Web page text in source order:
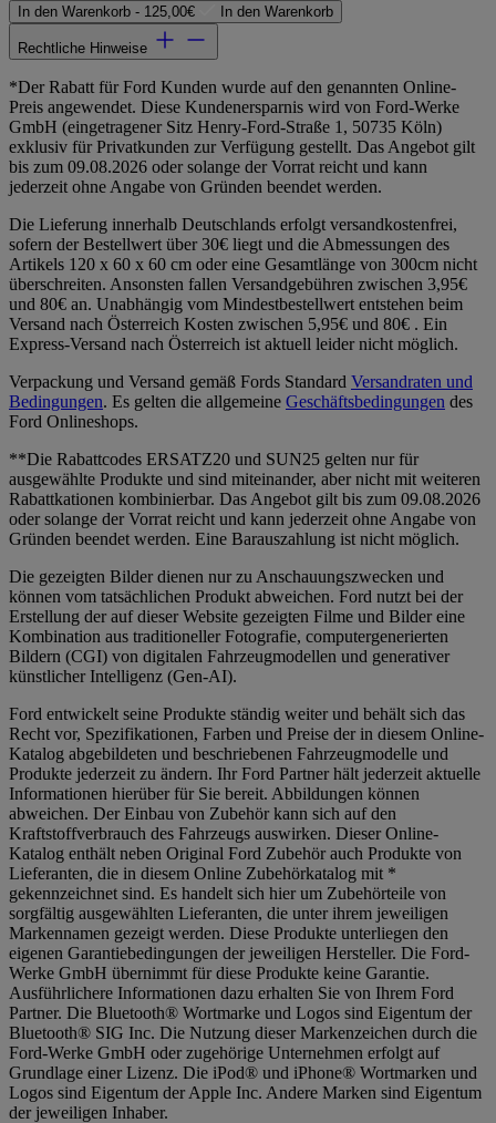
In den Warenkorb - 125,00€ In den Warenkorb
Rechtliche Hinweise
*Der Rabatt für Ford Kunden wurde auf den genannten Online-
Preis angewendet. Diese Kundenersparnis wird von Ford-Werke
GmbH (eingetragener Sitz Henry-Ford-Straße 1, 50735 Köln)
exklusiv für Privatkunden zur Verfügung gestellt. Das Angebot gilt
bis zum 09.08.2026 oder solange der Vorrat reicht und kann
jederzeit ohne Angabe von Gründen beendet werden.
Die Lieferung innerhalb Deutschlands erfolgt versandkostenfrei,
sofern der Bestellwert über 30€ liegt und die Abmessungen des
Artikels 120 x 60 x 60 cm oder eine Gesamtlänge von 300cm nicht
überschreiten. Ansonsten fallen Versandgebühren zwischen 3,95€
und 80€ an. Unabhängig vom Mindestbestellwert entstehen beim
Versand nach Österreich Kosten zwischen 5,95€ und 80€ . Ein
Express-Versand nach Österreich ist aktuell leider nicht möglich.
Verpackung und Versand gemäß Fords Standard Versandraten und
Bedingungen. Es gelten die allgemeine Geschäftsbedingungen des
Ford Onlineshops.
**Die Rabattcodes ERSATZ20 und SUN25 gelten nur für
ausgewählte Produkte und sind miteinander, aber nicht mit weiteren
Rabattkationen kombinierbar. Das Angebot gilt bis zum 09.08.2026
oder solange der Vorrat reicht und kann jederzeit ohne Angabe von
Gründen beendet werden. Eine Barauszahlung ist nicht möglich.
Die gezeigten Bilder dienen nur zu Anschauungszwecken und
können vom tatsächlichen Produkt abweichen. Ford nutzt bei der
Erstellung der auf dieser Website gezeigten Filme und Bilder eine
Kombination aus traditioneller Fotografie, computergenerierten
Bildern (CGI) von digitalen Fahrzeugmodellen und generativer
künstlicher Intelligenz (Gen-AI).
Ford entwickelt seine Produkte ständig weiter und behält sich das
Recht vor, Spezifikationen, Farben und Preise der in diesem Online-
Katalog abgebildeten und beschriebenen Fahrzeugmodelle und
Produkte jederzeit zu ändern. Ihr Ford Partner hält jederzeit aktuelle
Informationen hierüber für Sie bereit. Abbildungen können
abweichen. Der Einbau von Zubehör kann sich auf den
Kraftstoffverbrauch des Fahrzeugs auswirken. Dieser Online-
Katalog enthält neben Original Ford Zubehör auch Produkte von
Lieferanten, die in diesem Online Zubehörkatalog mit *
gekennzeichnet sind. Es handelt sich hier um Zubehörteile von
sorgfältig ausgewählten Lieferanten, die unter ihrem jeweiligen
Markennamen gezeigt werden. Diese Produkte unterliegen den
eigenen Garantiebedingungen der jeweiligen Hersteller. Die Ford-
Werke GmbH übernimmt für diese Produkte keine Garantie.
Ausführlichere Informationen dazu erhalten Sie von Ihrem Ford
Partner. Die Bluetooth® Wortmarke und Logos sind Eigentum der
Bluetooth® SIG Inc. Die Nutzung dieser Markenzeichen durch die
Ford-Werke GmbH oder zugehörige Unternehmen erfolgt auf
Grundlage einer Lizenz. Die iPod® und iPhone® Wortmarken und
Logos sind Eigentum der Apple Inc. Andere Marken sind Eigentum
der jeweiligen Inhaber.